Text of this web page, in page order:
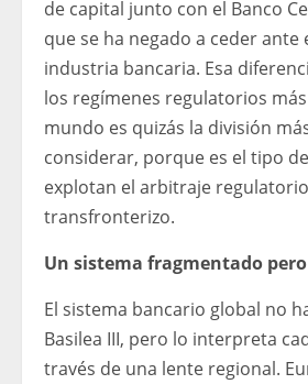
de capital junto con el Banco
que se ha negado a ceder ante
industria bancaria. Esa
los regímenes regulatorios
mundo es quizás la división
considerar, porque es el tipo
explotan el arbitraje
transfronterizo.
Un sistema fragmentado
El sistema bancario global no
Basilea III, pero lo interpreta
través de una lente regional.